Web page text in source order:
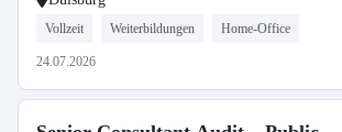
Vollzeit Weiterbildungen Home-Office
24.07.2026